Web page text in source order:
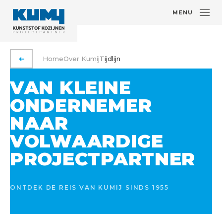
MENU
VORIGE PAGINA
HomeOver KumijTijdlijn
VAN KLEINE
ONDERNEMER
NAAR
VOLWAARDIGE
PROJECTPARTNER
ONTDEK DE REIS VAN KUMIJ SINDS 1955